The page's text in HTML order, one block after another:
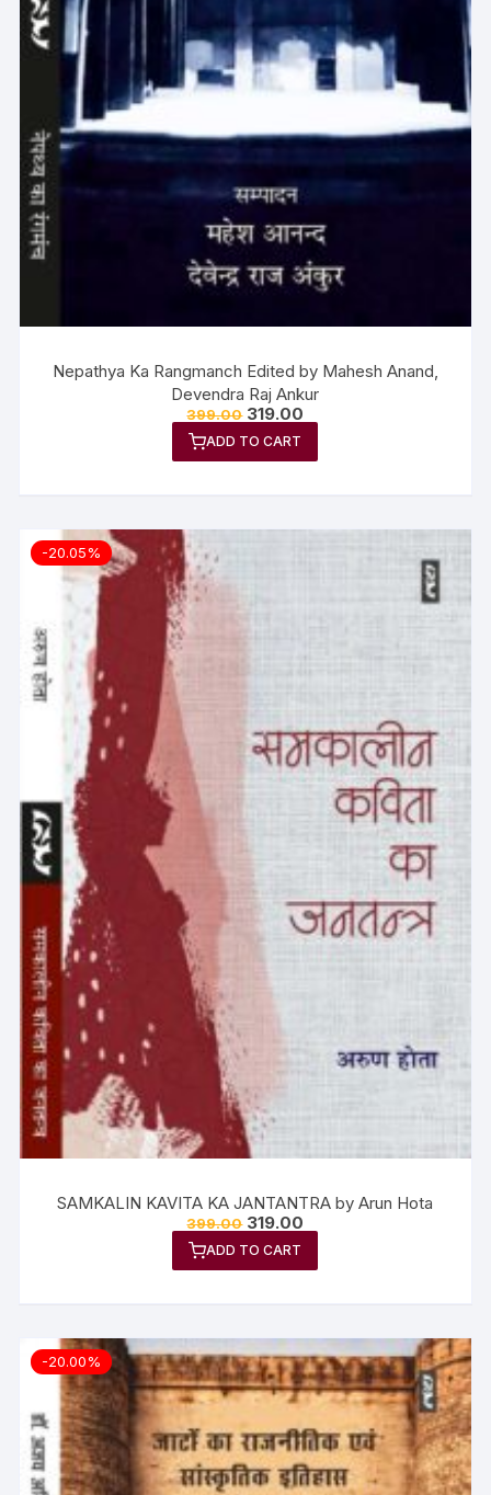
Nepathya Ka Rangmanch Edited by Mahesh Anand,
Devendra Raj Ankur
399.00 319.00
ADD TO CART
-20.05%
SAMKALIN KAVITA KA JANTANTRA by Arun Hota
399.00 319.00
ADD TO CART
-20.00%